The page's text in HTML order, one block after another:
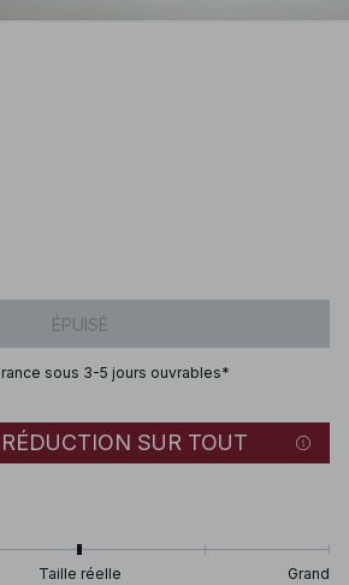
ÉPUISÉ
sous 3-5 jours ouvrables*
SUR TOUT
Taille réelle Grand